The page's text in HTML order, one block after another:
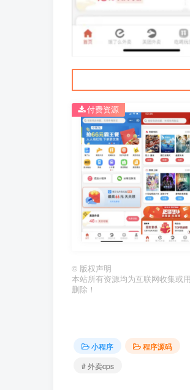
付费资源
© 版权声明
本站所有资源均为互联网收集或
删除！
小程序
程序源码
# 外卖cps